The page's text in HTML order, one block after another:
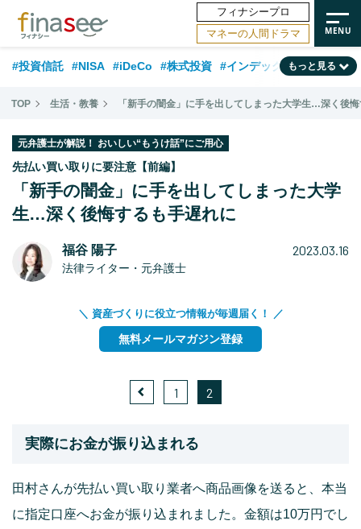
フィナシープロ
マネーの人間ドラマ
#投資信託 #NISA #iDeCo #株式投資 #インデックスファンド
#相談事例 #相続・贈与 #FP #新NISA #ランキング #トレンド
#資産運用業界 #老後 #海外事情
#フィナンシャル・ウェルビーイング #データ・調査 #国内株式型
#60代
もっと見る
TOP 生活・教養 「新手の闇金」に手を出してしまった大学生…深く後
元弁護士が解説！ おいしい“もうけ話”にご用心
先払い買い取りに要注意【前編】
「新手の闇金」に手を出してしまった大学
生…深く後悔するも手遅れに
福谷 陽子
法律ライター・元弁護士
2023.03.16
＼ 資産づくりに役立つ情報が毎週届く！ ／
無料メールマガジン登録
1 2
実際にお金が振り込まれる
田村さんが先払い買い取り業者へ商品画像を送ると、本当
に指定口座へお金が振り込まれました。金額は10万円でし